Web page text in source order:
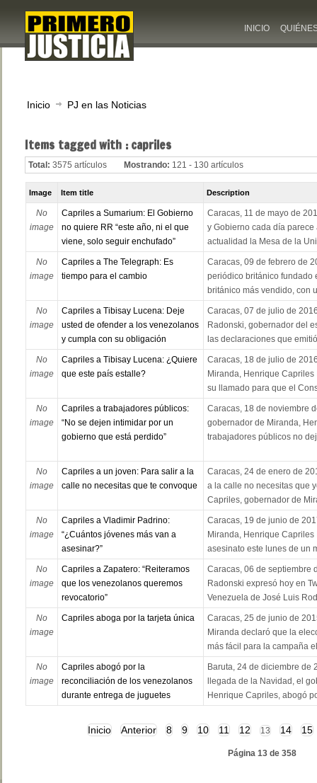
INICIO
Inicio PJ en las Noticias
Items tagged with : capriles
Total: 3575 artículos Mostrando: 121 - 130 artículos
Image Item title Description
No
image
Capriles a Sumarium: El Gobierno
no quiere RR “este año, ni el que
viene, solo seguir enchufado”
Caracas, 11 de mayo de
y Gobierno cada día
actualidad la Mesa de la
No
image
Capriles a The Telegraph: Es
tiempo para el cambio
Caracas, 09 de febrero de
periódico británico fundado
británico más vendido, con
No
image
Capriles a Tibisay Lucena: Deje
usted de ofender a los venezolanos
y cumpla con su obligación
Caracas, 07 de julio de
Radonski, gobernador del
las declaraciones que
No
image
Capriles a Tibisay Lucena: ¿Quiere
que este país estalle?
Caracas, 18 de julio de
Miranda, Henrique
su llamado para que el
No
image
Capriles a trabajadores públicos:
“No se dejen intimidar por un
gobierno que está perdido”
Caracas, 18 de noviembre
gobernador de Miranda,
trabajadores públicos no
No
image
Capriles a un joven: Para salir a la
calle no necesitas que te convoque
Caracas, 24 de enero de
a la calle no necesitas que
Capriles, gobernador de
No
image
Capriles a Vladimir Padrino:
“¿Cuántos jóvenes más van a
asesinar?”
Caracas, 19 de junio de
Miranda, Henrique
asesinato este lunes de un
No
image
Capriles a Zapatero: “Reiteramos
que los venezolanos queremos
revocatorio”
Caracas, 06 de septiembre
Radonski expresó hoy en
Venezuela de José Luis
No
image
Capriles aboga por la tarjeta única
Caracas, 25 de junio de
Miranda declaró que la
más fácil para la campaña
No
image
Capriles abogó por la
reconciliación de los venezolanos
durante entrega de juguetes
Baruta, 24 de diciembre de
llegada de la Navidad, el
Henrique Capriles, abogó
Inicio Anterior 8 9 10 11 12 13 14 15
Página 13 de 358